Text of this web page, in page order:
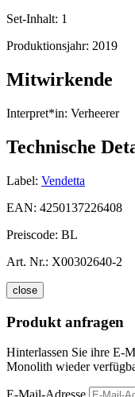
Set-Inhalt: 1
Produktionsjahr: 2019
Mitwirkende
Interpret*in: Verheerer
Technische
Label: Vendetta
EAN: 4250137226408
Preiscode: BL
Art. Nr.: X00302640-2
close
Produkt anfragen
Hinterlassen Sie ihre E-
Monolith wieder